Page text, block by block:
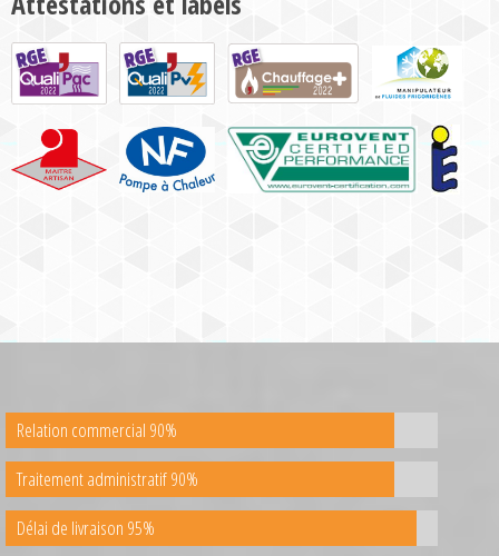
Relation commercial 90%
Traitement administratif 90%
Délai de livraison 95%